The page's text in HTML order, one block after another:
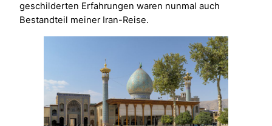
geschilderten Erfahrungen waren nunmal auch
Bestandteil meiner Iran-Reise.